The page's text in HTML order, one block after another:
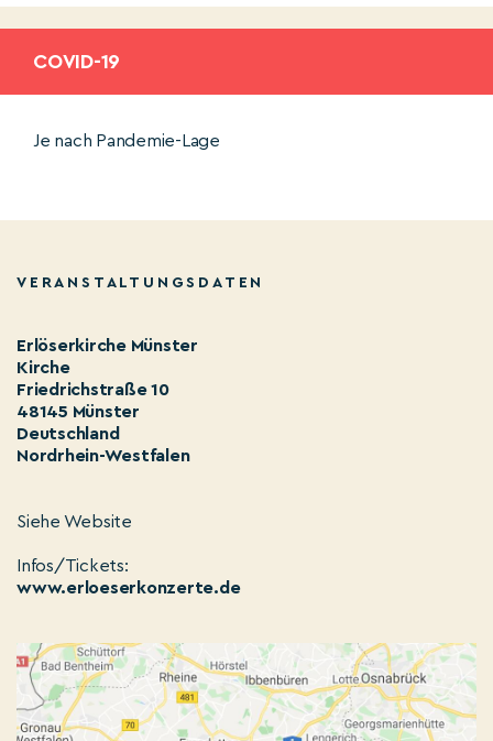
COVID-19
Je nach Pandemie-Lage
VERANSTALTUNGSDATEN
Erlöserkirche Münster
Kirche
Friedrichstraße 10
48145 Münster
Deutschland
Nordrhein-Westfalen
Siehe Website
Infos/Tickets:
www.erloeserkonzerte.de